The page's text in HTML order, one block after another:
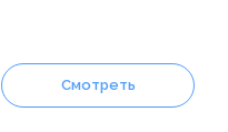
Смотреть